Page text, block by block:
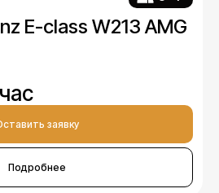
E-class W213 AMG
заявку
Подробнее